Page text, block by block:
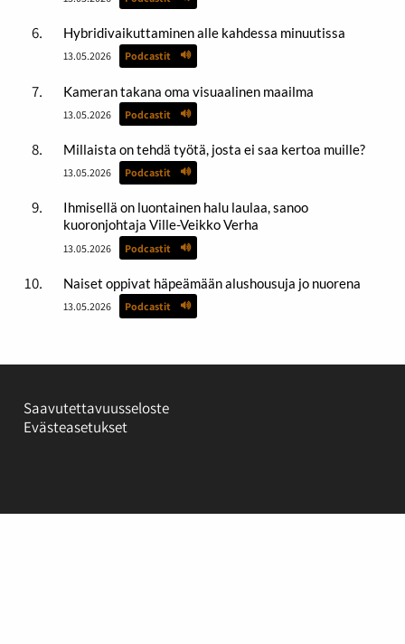
Hybridivaikuttaminen alle kahdessa minuutissa
13.05.2026 Podcastit
Kameran takana oma visuaalinen maailma
13.05.2026 Podcastit
Millaista on tehdä työtä, josta ei saa kertoa muille?
13.05.2026 Podcastit
Ihmisellä on luontainen halu laulaa, sanoo
kuoronjohtaja Ville-Veikko Verha
13.05.2026 Podcastit
Naiset oppivat häpeämään alushousuja jo nuorena
13.05.2026 Podcastit
Saavutettavuusseloste
Evästeasetukset